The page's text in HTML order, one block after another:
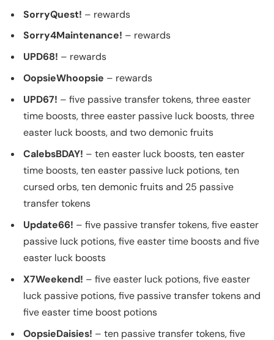
SorryQuest! – rewards
Sorry4Maintenance! – rewards
UPD68! – rewards
OopsieWhoopsie – rewards
UPD67! – five passive transfer tokens, three easter
time boosts, three easter passive luck boosts, three
easter luck boosts, and two demonic fruits
CalebsBDAY! – ten easter luck boosts, ten easter
time boosts, ten easter passive luck potions, ten
cursed orbs, ten demonic fruits and 25 passive
transfer tokens
Update66! – five passive transfer tokens, five easter
passive luck potions, five easter time boosts and five
easter luck boosts
X7Weekend! – five easter luck potions, five easter
luck passive potions, five passive transfer tokens and
five easter time boost potions
OopsieDaisies! – ten passive transfer tokens, five